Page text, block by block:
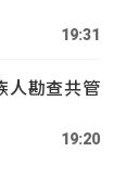
19:31
人勘查共管
19:20